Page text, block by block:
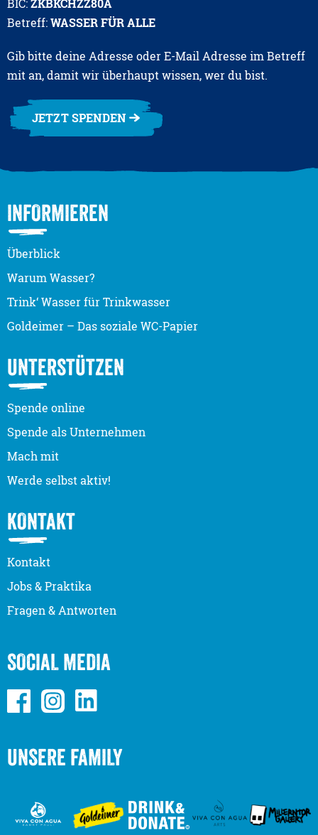
BIC:ZKBKCHZZ80A
Betreff:WASSER FÜR ALLE
Gib bitte deine Adresse oder E-Mail Adresse im Betreff
mit an, damit wir überhaupt wissen, wer du bist.
JETZT SPENDEN
INFORMIEREN
Überblick
Warum Wasser?
Trink‘ Wasser für Trinkwasser
Goldeimer – Das soziale WC-Papier
UNTERSTÜTZEN
Spende online
Spende als Unternehmen
Mach mit
Werde selbst aktiv!
KONTAKT
Kontakt
Jobs & Praktika
Fragen & Antworten
SOCIAL MEDIA
UNSERE FAMILY